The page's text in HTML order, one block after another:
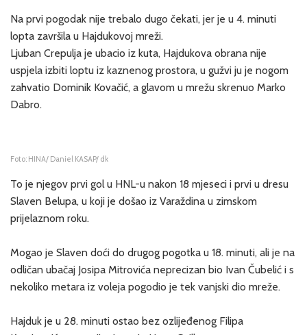
Na prvi pogodak nije trebalo dugo čekati, jer je u 4. minuti
lopta završila u Hajdukovoj mreži.
Ljuban Crepulja je ubacio iz kuta, Hajdukova obrana nije
uspjela izbiti loptu iz kaznenog prostora, u gužvi ju je nogom
zahvatio Dominik Kovačić, a glavom u mrežu skrenuo Marko
Dabro.
Foto: HINA/ Daniel KASAP/ dk
To je njegov prvi gol u HNL-u nakon 18 mjeseci i prvi u dresu
Slaven Belupa, u koji je došao iz Varaždina u zimskom
prijelaznom roku.
Mogao je Slaven doći do drugog pogotka u 18. minuti, ali je na
odličan ubačaj Josipa Mitrovića neprecizan bio Ivan Čubelić i s
nekoliko metara iz voleja pogodio je tek vanjski dio mreže.
Hajduk je u 28. minuti ostao bez ozlijeđenog Filipa